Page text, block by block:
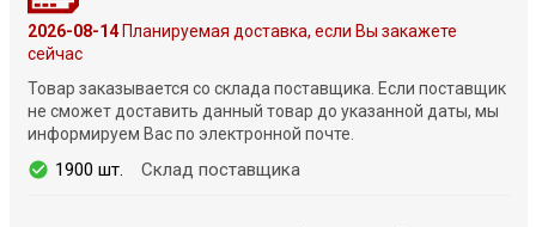
2026-08-14Планируемая доставка, если Вы закажете
сейчас
Товар заказывается со склада поставщика. Если поставщик
не сможет доставить данный товар до указанной даты, мы
информируем Вас по электронной почте.
1900 шт. Склад поставщика